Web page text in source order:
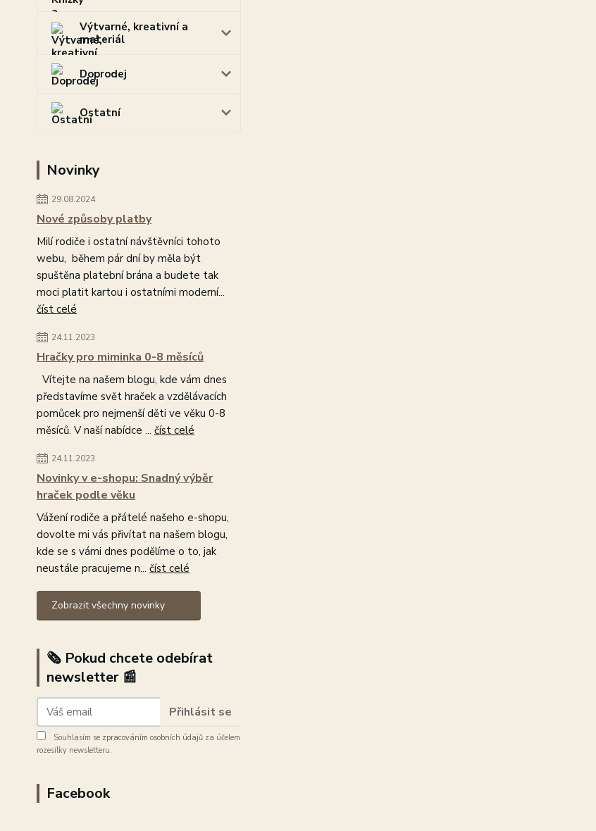
Výtvarné, kreativní a
materiál
Doprodej
Ostatní
Novinky
29.08.2024
Nové způsoby platby
Milí rodiče i ostatní návštěvníci tohoto
webu, během pár dní by měla být
spuštěna platební brána a budete tak
moci platit kartou i ostatními moderní...
číst celé
24.11.2023
Hračky pro miminka 0-8 měsíců
Vítejte na našem blogu, kde vám dnes
představíme svět hraček a vzdělávacích
pomůcek pro nejmenší děti ve věku 0-8
měsíců. V naší nabídce ... číst celé
24.11.2023
Novinky v e-shopu: Snadný výběr
hraček podle věku
Vážení rodiče a přátelé našeho e-shopu,
dovolte mi vás přivítat na našem blogu,
kde se s vámi dnes podělíme o to, jak
neustále pracujeme n... číst celé
Zobrazit všechny novinky
🗞️ Pokud chcete odebírat
newsletter 📰
Přihlásit se
Souhlasím se zpracováním osobních údajů za účelem
rozesílky newsletteru.
Facebook